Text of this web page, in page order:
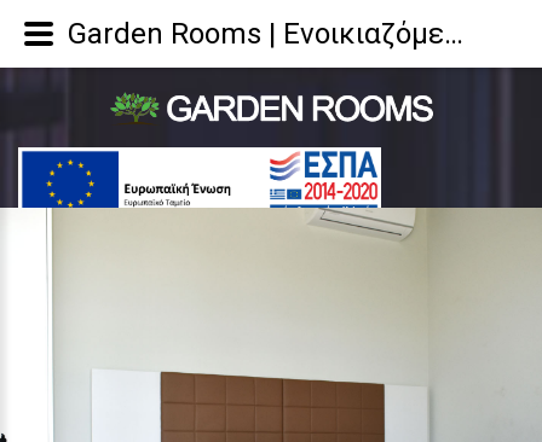
Garden Rooms | Ενοικιαζόμενα Δωμάτια Παραλία Κατερίνη